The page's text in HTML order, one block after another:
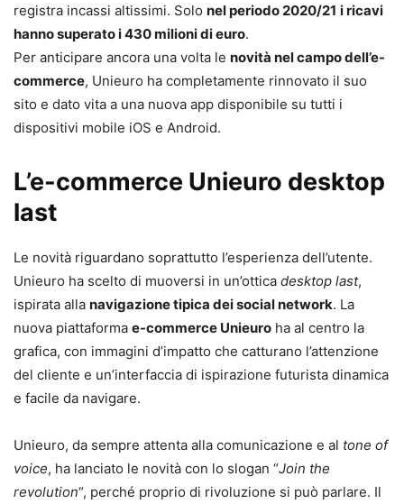
registra incassi altissimi. Solo nel periodo 2020/21 i ricavi
hanno superato i 430 milioni di euro.
Per anticipare ancora una volta le novità nel campo dell’e-
commerce, Unieuro ha completamente rinnovato il suo
sito e dato vita a una nuova app disponibile su tutti i
dispositivi mobile iOS e Android.
L’e-commerce Unieuro desktop
last
Le novità riguardano soprattutto l’esperienza dell’utente.
Unieuro ha scelto di muoversi in un’ottica desktop last,
ispirata alla navigazione tipica dei social network. La
nuova piattaforma e-commerce Unieuro ha al centro la
grafica, con immagini d’impatto che catturano l’attenzione
del cliente e un’interfaccia di ispirazione futurista dinamica
e facile da navigare.
Unieuro, da sempre attenta alla comunicazione e al tone of
voice, ha lanciato le novità con lo slogan “Join the
revolution“, perché proprio di rivoluzione si può parlare. Il